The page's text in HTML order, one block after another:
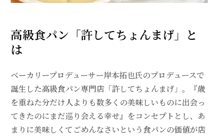
高級食パン「許してちょんまげ」と
は
ベーカリープロデューサー岸本拓也氏のプロデュースで
誕生した高級食パン専門店「許してちょんまげ」。『歳
を重ねた分だけ人よりも数多くの美味しいものに出会っ
てきたのにまだ巡り会える幸せ』をコンセプトとし、あ
まりに美味しくてごめんなさいという食パンの価値が店